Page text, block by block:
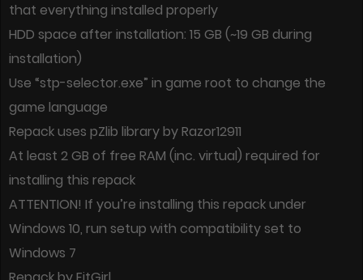
that everything installed properly
HDD space after installation: 15 GB (~19 GB during
installation)
Use “stp-selector.exe” in game root to change the
game language
Repack uses pZlib library by Razor12911
At least 2 GB of free RAM (inc. virtual) required for
installing this repack
ATTENTION! If you’re installing this repack under
Windows 10, run setup with compatibility set to
Windows 7